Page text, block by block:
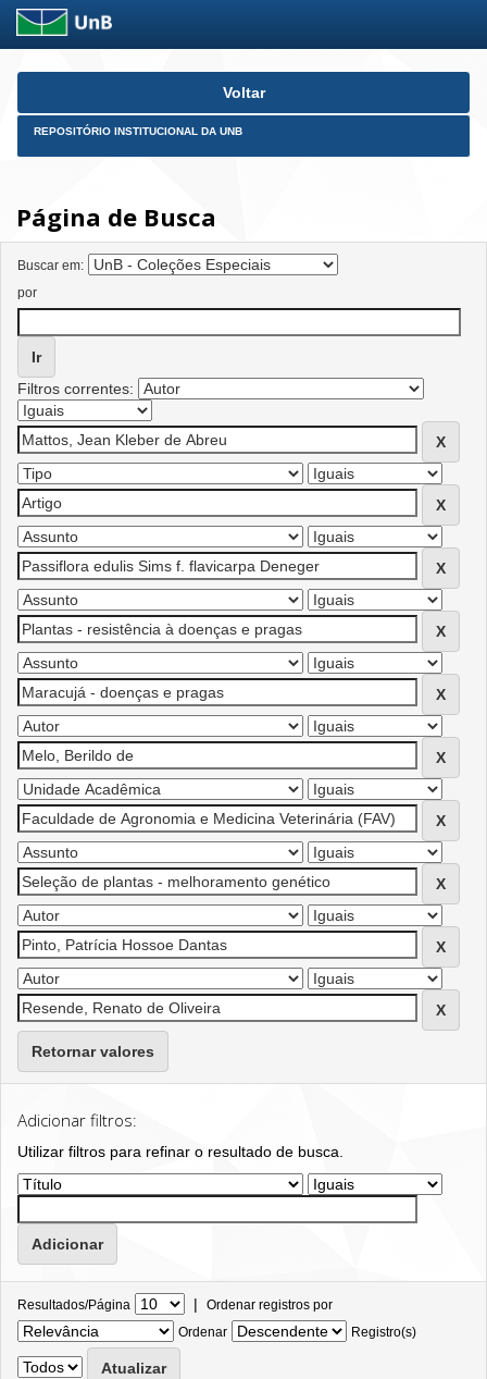
Skip
Voltar
REPOSITÓRIO INSTITUCIONAL DA UNB
Página de Busca
Buscar em:
por
Filtros correntes:
Retornar valores
Adicionar filtros:
Utilizar filtros para refinar o resultado de busca.
Resultados/Página | Ordenar registros por
Ordenar
Registro(s)